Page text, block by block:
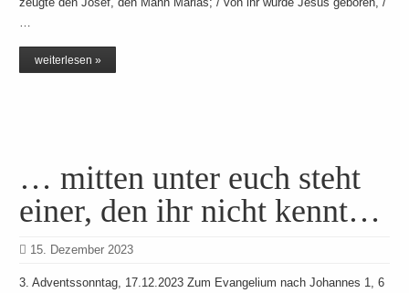
…
weiterlesen »
… mitten unter euch steht
einer, den ihr nicht kennt…
15. Dezember 2023
3. Adventssonntag, 17.12.2023 Zum Evangelium nach Johannes 1, 6